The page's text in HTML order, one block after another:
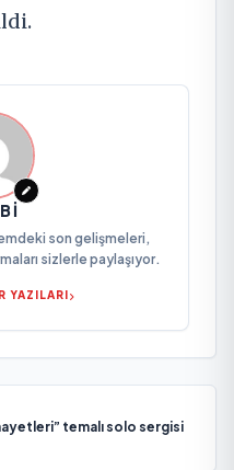
son gelişmeleri,
sizlerle paylaşıyor.
YAZILARI
temalı solo sergisi